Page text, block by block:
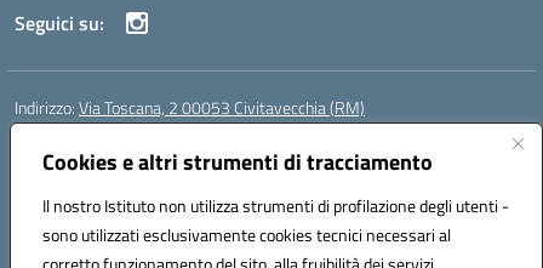
Cookies e altri strumenti di tracciamento
Il nostro Istituto non utilizza strumenti di profilazione degli utenti -
sono utilizzati esclusivamente cookies tecnici necessari al
Seguici su:
Indirizzo:Via Toscana, 2 00053 Civitavecchia (RM)
Centralino:
Posta elettronica certificata (PEC):rmic8b900g@pec.istruzione.it
Codice fiscale: 91038380589
Codice meccanografico:RMIC8B900G
Codice Indice delle Pubbliche Amministrazioni (IPA): istsc_rmic8b900g